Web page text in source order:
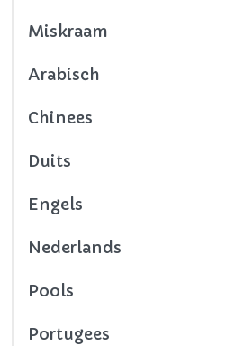
Miskraam
Arabisch
Chinees
Duits
Engels
Nederlands
Pools
Portugees